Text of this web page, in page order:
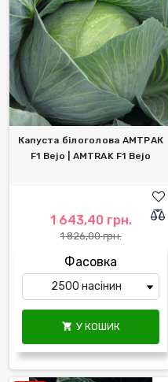
Капуста білоголова АМТРАК
F1 Bejo | AMTRAK F1 Bejo
1 643,40 грн.
1 826,00 грн.
Фасовка
 У КОШИК